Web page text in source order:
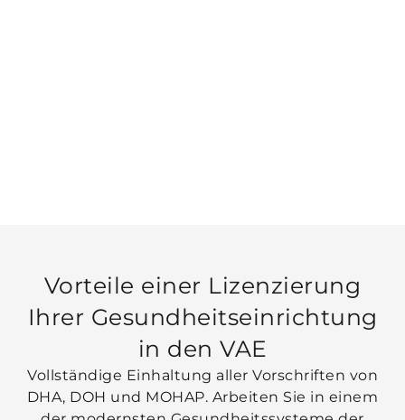
Vorteile einer Lizenzierung
Ihrer Gesundheitseinrichtung
in den VAE
Vollständige Einhaltung aller Vorschriften von
DHA, DOH und MOHAP. Arbeiten Sie in einem